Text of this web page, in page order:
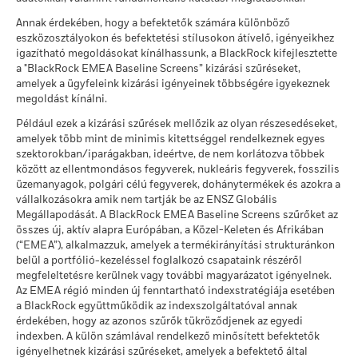
End of interactive chart.
Ebben az időszakban a teljesítmény olyan körülmények között született,
amelyek már nincsenek érvényben.
*2022. aug. 30. napon az Alap megváltoztatta nevét, és/vagy
befektetési célját és politikáját.
2016 2017 2018 2019 2020 2021
Összhozam,
% USD
-6,5 12,6 -10,8 30,3 1,1 21,0
Megszorítás
Benchmark
1 (%) EUR
A teljesítmény a folyó költségek levonása után értendő. A
számításokban az esetleges jegyzési /visszaváltási díjak nem
szerepelnek.
A számadatok a múltbeli teljesítményre vonatkoznak.A
Ezt az összeget kaphatja vissza a költségek
Éves átlagos hozam
Mérsékelt
Ezt az összeget kaphatja vissza a költségek
Éves átlagos hozam
Kedvező
A stresszforgatókönyv bemutatja, hogy szélsőséges piaci
körülmények esetén mekkora összeget kaphat vissza.
(AAA–CCC)
ekkor: 2026. júl. 17.
MSCI ESG minőségi
pontszám (0–10)
ekkor: 2026. júl. 17.
Lipper globális alapbesorolás
ekkor: 2026. júl. 17.
Equity Europe Income
MSCI súlyozott átlagos
szénintenzitás (Tons
CO2E/$M SALES)
ekkor: 2026. júl. 17.
85,34
MSCI ESG % lefedettség
ekkor: 2026. júl. 17.
99,55
MSCI ESG minőségi
pontszám -
Versenytársszázalék
ekkor: 2026. júl. 17.
51,91
A versenytárscsoport alapjai
MSCI - Az ENSZ Globális
Megállapodásának elveinek
megsértői
ekkor: 2026. jún. 30.
MSCI - Termikus szén
ekkor: 2026. jún. 30.
0,00%
MSCI - Szurokföldek
ekkor: 2026. jún. 30.
0,00%
Üzleti részvételi lefedettség
ekkor: 2026. jún. 30.
99,70%
Nem lefedett Alap
százalékos aránya
ekkor: 2026. jún. 30.
0,14%
A fenti, termikus szénre és olajhomokra vonatkozó, BlackRock
üzleti részvételi kitettségi adatok azokkal a vállalatokkal
Annak érdekében, hogy a befektetők számára különböző
eszközosztályokon és befektetési stílusokon átívelő, igényeikhez
igazítható megoldásokat kínálhassunk, a BlackRock kifejlesztette
a "BlackRock EMEA Baseline Screens” kizárási szűréseket,
amelyek a ügyfeleink kizárási igényeinek többségére igyekeznek
megoldást kínálni.
Például ezek a kizárási szűrések mellőzik az olyan részesedéseket,
amelyek több mint de minimis kitettséggel rendelkeznek egyes
szektorokban/iparágakban, ideértve, de nem korlátozva többek
között az ellentmondásos fegyverek, nukleáris fegyverek, fosszilis
üzemanyagok, polgári célú fegyverek, dohánytermékek és azokra a
vállalkozásokra amik nem tartják be az ENSZ Globális
Megállapodását. A BlackRock EMEA Baseline Screens szűrőket az
összes új, aktív alapra Európában, a Közel-Keleten és Afrikában
(“EMEA”), alkalmazzuk, amelyek a termékirányítási strukturánkon
belül a portfólió-kezeléssel foglalkozó csapataink részéről
megfeleltetésre kerülnek vagy további magyarázatot igényelnek.
Az EMEA régió minden új fenntartható indexstratégiája esetében
a BlackRock együttműködik az indexszolgáltatóval annak
érdekében, hogy az azonos szűrők tükröződjenek az egyedi
indexben. A külön számlával rendelkező minősített befektetők
igényelhetnek kizárási szűréseket, amelyek a befektető által